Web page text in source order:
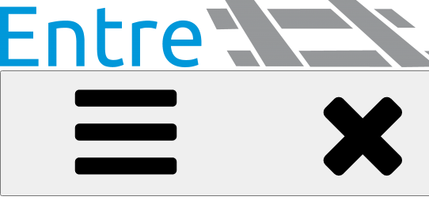
Información ferroviaria